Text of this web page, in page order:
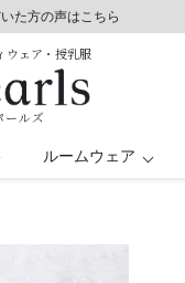
た方の声はこちら
日祝も発送（年末年始除く）
た方の声はこちら
ウェア・授乳服
ールズ
ルームウェア